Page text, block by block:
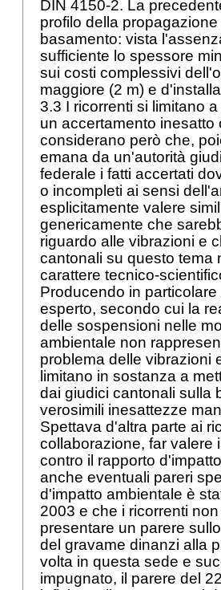
DIN 4150-2. La
profilo della
basamento: vista
sufficiente lo spessore
sui costi complessivi
maggiore (2 m) e
3.3 I ricorrenti si limitano
un accertamento inesatto
considerano però che,
emana da un'autorità
federale i fatti accertati
o incompleti ai sensi dell'
esplicitamente valere
genericamente che
riguardo alle vibrazioni e
cantonali su questo tema
carattere tecnico-
Producendo in
esperto, secondo cui la
delle sospensioni nelle
ambientale non
problema delle vibrazioni
limitano in sostanza a
dai giudici cantonali sulla
verosimili inesattezze
Spettava d'altra parte ai
collaborazione, far valere
contro il rapporto
anche eventuali pareri
d'impatto ambientale è
2003 e che i ricorrenti
presentare un parere
del gravame dinanzi alla
volta in questa sede e
impugnato, il parere del